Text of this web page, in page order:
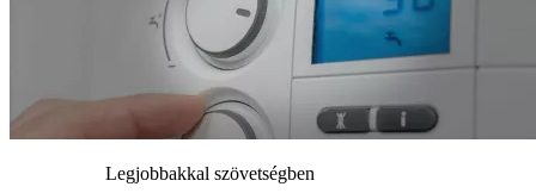
Legjobbakkal szövetségben